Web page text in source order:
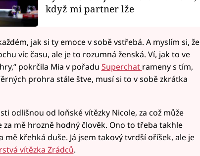
když mi partner lže
jak si ty emoce v sobě vstřebá. A myslím si, že
víc času, ale je to rozumná ženská. Ví, jak to ve
pokrčila Mia v pořadu Superchat rameny s tím,
prohra stále štve, musí si to v sobě zkrátka
odlišnou od loňské vítězky Nicole, za což může
za mě hrozně hodný člověk. Ono to třeba takhle
mě křehká duše. Já jsem takový tvrdší oříšek, ale je
vítězka Zrádců.